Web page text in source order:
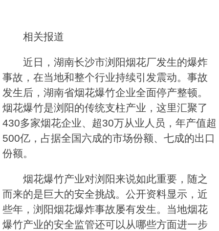
相关报道
近日，湖南长沙市浏阳烟花厂发生的爆炸
事故，在当地和整个行业持续引发震动。事故
发生后，湖南省烟花爆竹企业全面停产整顿。
烟花爆竹是浏阳的传统支柱产业，这里汇聚了
430多家烟花企业、超30万从业人员，年产值超
500亿，占据全国六成的市场份额、七成的出口
份额。
烟花爆竹产业对浏阳来说如此重要，随之
而来的是巨大的安全挑战。公开资料显示，近
些年，浏阳烟花爆炸事故屡有发生。当地烟花
爆竹产业的安全监管还可以从哪些方面进一步